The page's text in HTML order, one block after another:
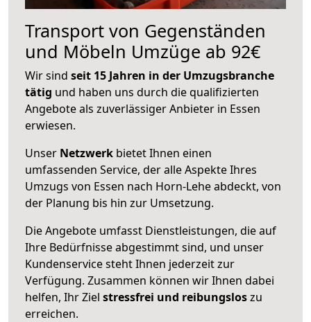
Transport von Gegenständen
und Möbeln Umzüge ab 92€
Wir sind seit 15 Jahren in der Umzugsbranche
tätig und haben uns durch die qualifizierten
Angebote als zuverlässiger Anbieter in Essen
erwiesen.
Unser Netzwerk bietet Ihnen einen
umfassenden Service, der alle Aspekte Ihres
Umzugs von Essen nach Horn-Lehe abdeckt, von
der Planung bis hin zur Umsetzung.
Die Angebote umfasst Dienstleistungen, die auf
Ihre Bedürfnisse abgestimmt sind, und unser
Kundenservice steht Ihnen jederzeit zur
Verfügung. Zusammen können wir Ihnen dabei
helfen, Ihr Ziel stressfrei und reibungsloszu
erreichen.